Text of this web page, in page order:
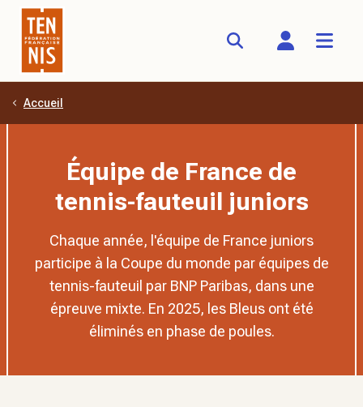
Aller au contenu principal
Accueil
Équipe de France de
tennis-fauteuil juniors
Chaque année, l'équipe de France juniors
participe à la Coupe du monde par équipes de
tennis-fauteuil par BNP Paribas, dans une
épreuve mixte. En 2025, les Bleus ont été
éliminés en phase de poules.